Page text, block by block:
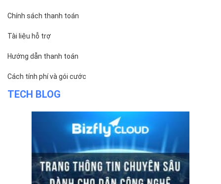
Chính sách thanh toán
Tài liệu hỗ trợ
Hướng dẫn thanh toán
Cách tính phí và gói cước
TECH BLOG